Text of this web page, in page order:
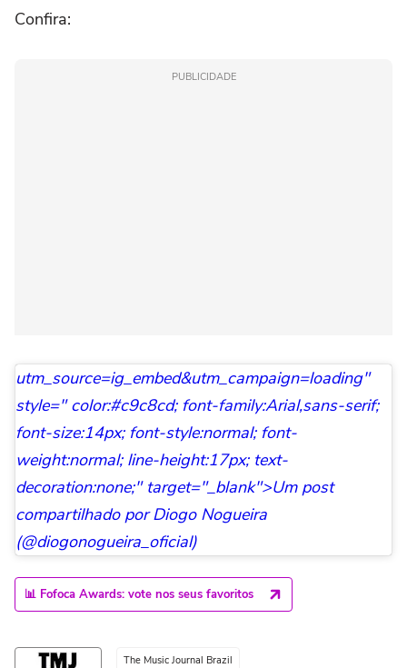
Confira:
PUBLICIDADE
utm_source=ig_embed&utm_campaign=loading"
style=" color:#c9c8cd; font-family:Arial,sans-serif;
font-size:14px; font-style:normal; font-
weight:normal; line-height:17px; text-
decoration:none;" target="_blank">Um post
compartilhado por Diogo Nogueira
(@diogonogueira_oficial)
📊 Fofoca Awards: vote nos seus favoritos
The Music Journal Brazil